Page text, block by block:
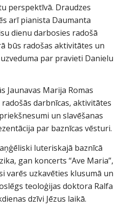
perspektīvā. Draudzes
arī pianista Daumanta
dienu darbosies radošā
būs radošas aktivitātes un
par pravieti Danielu
Jaunavas Marija Romas
darbnīcas, aktivitātes
un slavēšanas
par baznīcas vēsturi.
luteriskajā baznīcā
gan koncerts “Ave Maria”,
varēs uzkavēties klusumā un
teoloģijas doktora Ralfa
dzīvi Jēzus laikā.